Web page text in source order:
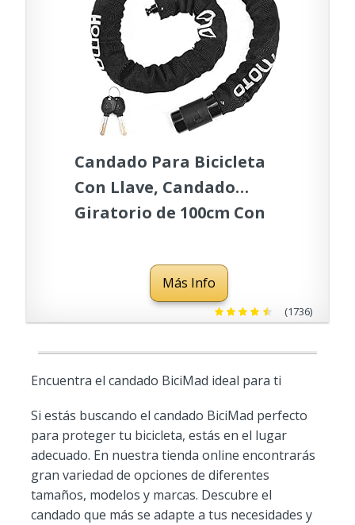
Candado Para Bicicleta
Con Llave, Candado
Giratorio de 100cm Con
Candado de Cadena Para
Cochecito de Motocicleta,
Cadena de Acero de 6mm,
Más Info
(1736)
Encuentra el candado BiciMad ideal para ti
Si estás buscando el candado BiciMad perfecto
para proteger tu bicicleta, estás en el lugar
adecuado. En nuestra tienda online encontrarás
gran variedad de opciones de diferentes
tamaños, modelos y marcas. Descubre el
candado que más se adapte a tus necesidades y